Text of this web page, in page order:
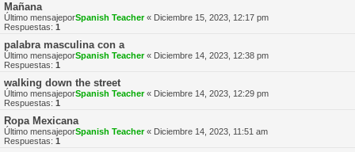
Mañana
Último mensajeporSpanish Teacher« Diciembre 15, 2023, 12:17 pm
Respuestas: 1
palabra masculina con a
Último mensajeporSpanish Teacher« Diciembre 14, 2023, 12:38 pm
Respuestas: 1
walking down the street
Último mensajeporSpanish Teacher« Diciembre 14, 2023, 12:29 pm
Respuestas: 1
Ropa Mexicana
Último mensajeporSpanish Teacher« Diciembre 14, 2023, 11:51 am
Respuestas: 1